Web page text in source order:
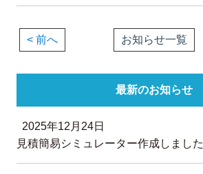
< 前へ お知らせ一覧
最新のお知らせ
2025年12月24日
見積簡易シミュレーター作成しました